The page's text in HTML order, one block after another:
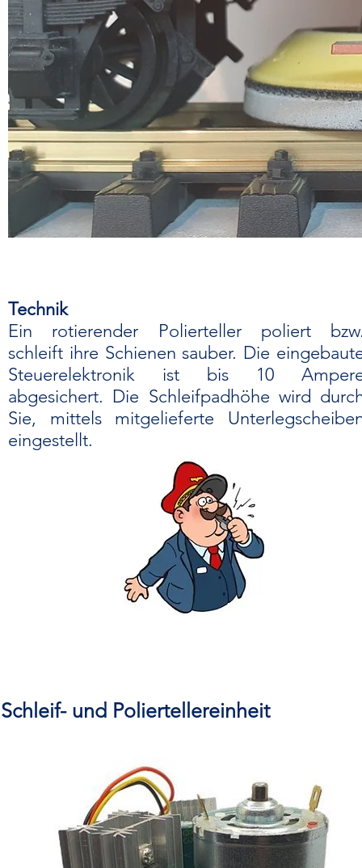
Technik
Ein rotierender Polierteller poliert
schleift ihre Schienen sauber. Die
Steuerelektronik ist bis 10
abgesichert. Die Schleifpadhöhe wird
Sie, mittels mitgelieferte
eingestellt.
Schleif- und Poliertellereinheit